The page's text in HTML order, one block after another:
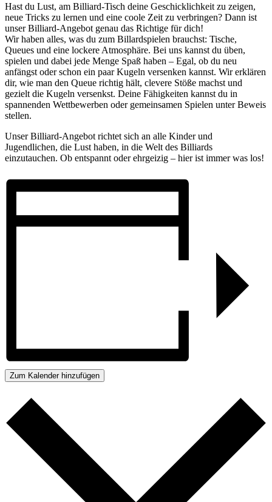
Hast du Lust, am Billiard-Tisch deine Geschicklichkeit zu zeigen,
neue Tricks zu lernen und eine coole Zeit zu verbringen? Dann ist
unser Billiard-Angebot genau das Richtige für dich!
Wir haben alles, was du zum Billardspielen brauchst: Tische,
Queues und eine lockere Atmosphäre. Bei uns kannst du üben,
spielen und dabei jede Menge Spaß haben – Egal, ob du neu
anfängst oder schon ein paar Kugeln versenken kannst. Wir erklären
dir, wie man den Queue richtig hält, clevere Stöße machst und
gezielt die Kugeln versenkst. Deine Fähigkeiten kannst du in
spannenden Wettbewerben oder gemeinsamen Spielen unter Beweis
stellen.
Unser Billiard-Angebot richtet sich an alle Kinder und
Jugendlichen, die Lust haben, in die Welt des Billiards
einzutauchen. Ob entspannt oder ehrgeizig – hier ist immer was los!
Zum Kalender hinzufügen